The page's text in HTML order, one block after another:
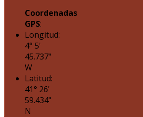
Coordenadas
GPS:
Longitud:
4° 5'
45.737"
W
Latitud:
41° 26'
59.434"
N